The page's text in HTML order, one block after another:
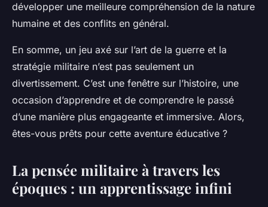
développer une meilleure compréhension de la nature
humaine et des conflits en général.
En somme, un jeu axé sur l’art de la guerre et la
stratégie militaire n’est pas seulement un
divertissement. C’est une fenêtre sur l’histoire, une
occasion d’apprendre et de comprendre le passé
d’une manière plus engageante et immersive. Alors,
êtes-vous prêts pour cette aventure éducative ?
La pensée militaire à travers les
époques : un apprentissage infini